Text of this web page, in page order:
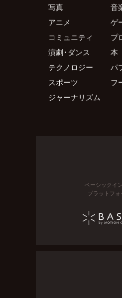
写真
音
アニメ
ゲ
コミュニティ
プ
演劇・ダンス
本
テクノロジー
パ
スポーツ
フ
ジャーナリズム
ベーシックイ
プラットフォ